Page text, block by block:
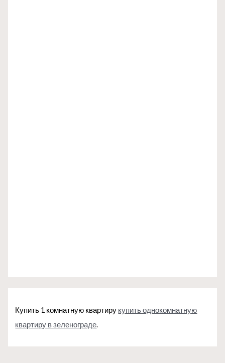
Купить 1 комнатную квартиру купить однокомнатную
квартиру в зеленограде.